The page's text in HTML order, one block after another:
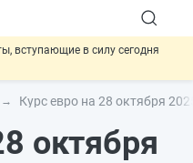
вступающие в силу сегодня
опасных товаров через
в документах предлагают
Курс евро на 28 октября
октября